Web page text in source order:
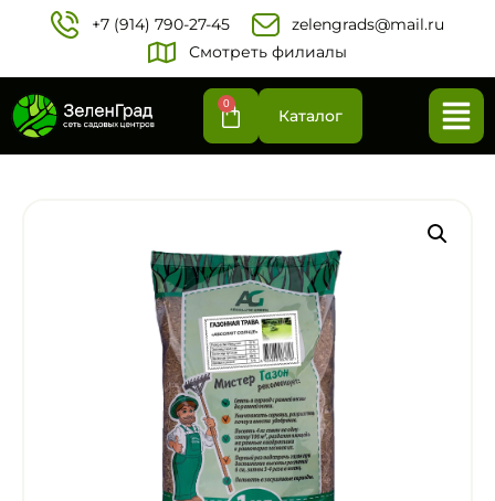
+7 (914) 790-27-45‬
zelengrads@mail.ru
Смотреть филиалы
0
Каталог